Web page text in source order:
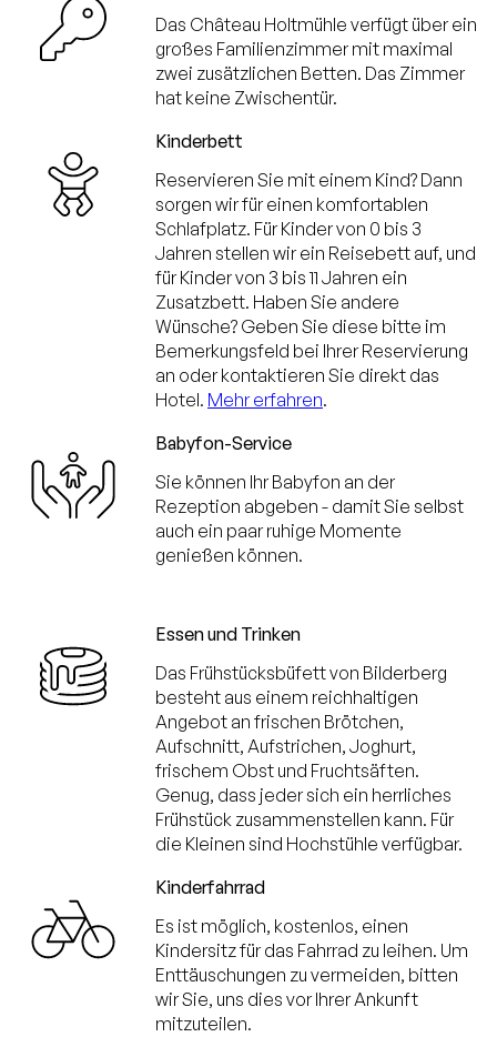
Das Château Holtmühle verfügt über ein
großes Familienzimmer mit maximal
zwei zusätzlichen Betten. Das Zimmer
hat keine Zwischentür.
Kinderbett
Reservieren Sie mit einem Kind? Dann
sorgen wir für einen komfortablen
Schlafplatz. Für Kinder von 0 bis 3
Jahren stellen wir ein Reisebett auf, und
für Kinder von 3 bis 11 Jahren ein
Zusatzbett. Haben Sie andere
Wünsche? Geben Sie diese bitte im
Bemerkungsfeld bei Ihrer Reservierung
an oder kontaktieren Sie direkt das
Hotel. Mehr erfahren.
Babyfon-Service
Sie können Ihr Babyfon an der
Rezeption abgeben - damit Sie selbst
auch ein paar ruhige Momente
genießen können.
Essen und Trinken
Das Frühstücksbüfett von Bilderberg
besteht aus einem reichhaltigen
Angebot an frischen Brötchen,
Aufschnitt, Aufstrichen, Joghurt,
frischem Obst und Fruchtsäften.
Genug, dass jeder sich ein herrliches
Frühstück zusammenstellen kann. Für
die Kleinen sind Hochstühle verfügbar.
Kinderfahrrad
Es ist möglich, kostenlos, einen
Kindersitz für das Fahrrad zu leihen. Um
Enttäuschungen zu vermeiden, bitten
wir Sie, uns dies vor Ihrer Ankunft
mitzuteilen.